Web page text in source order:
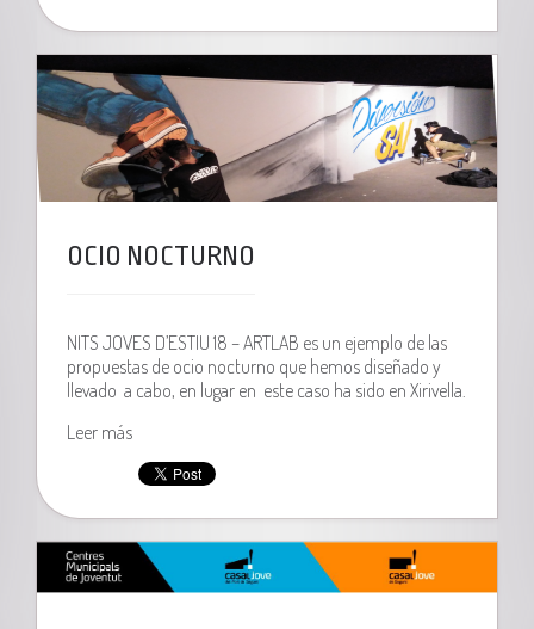
OCIO NOCTURNO
NITS JOVES D’ESTIU 18 – ARTLAB es un ejemplo de las
propuestas de ocio nocturno que hemos diseñado y
llevado a cabo, en lugar en este caso ha sido en Xirivella.
Leer más